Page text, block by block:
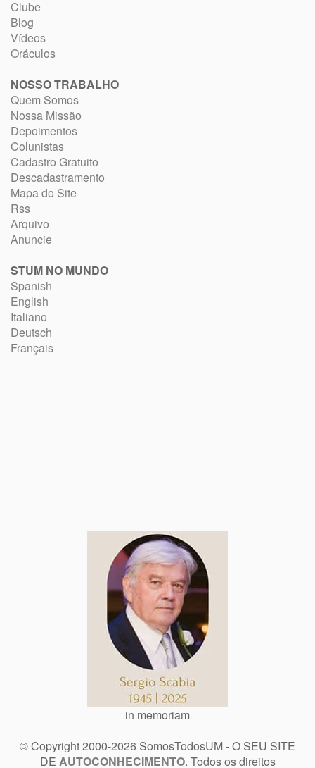
Clube
Blog
Vídeos
Oráculos
NOSSO TRABALHO
Quem Somos
Nossa Missão
Depoimentos
Colunistas
Cadastro Gratuito
Descadastramento
Mapa do Site
Rss
Arquivo
Anuncie
STUM NO MUNDO
Spanish
English
Italiano
Deutsch
Français
in memoriam
© Copyright 2000-2026 SomosTodosUM - O SEU SITE
DE AUTOCONHECIMENTO. Todos os direitos